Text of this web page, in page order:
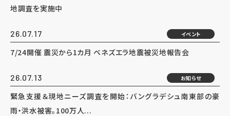
地調査を実施中
26.07.17 イベント
7/24開催 震災から1カ月 ベネズエラ地震被災地報告会
26.07.13 お知らせ
緊急支援＆現地ニーズ調査を開始：バングラデシュ南東部の豪
雨・洪水被害。100万人...